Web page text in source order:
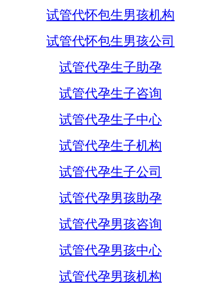
试管代怀包生男孩机构
试管代怀包生男孩公司
试管代孕生子助孕
试管代孕生子咨询
试管代孕生子中心
试管代孕生子机构
试管代孕生子公司
试管代孕男孩助孕
试管代孕男孩咨询
试管代孕男孩中心
试管代孕男孩机构